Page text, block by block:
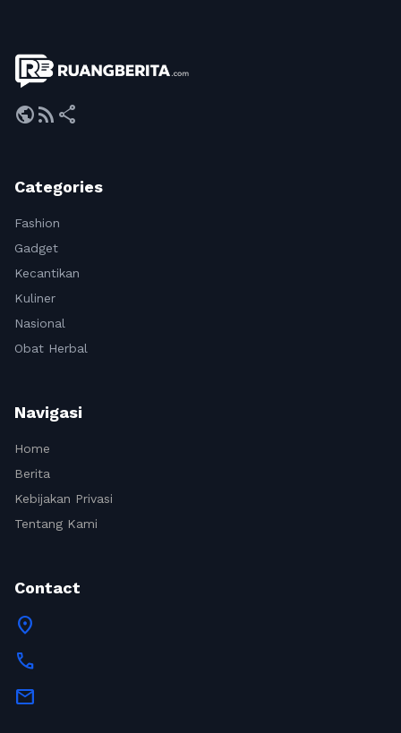
publicrss_feed share
Categories
Fashion
Gadget
Kecantikan
Kuliner
Nasional
Obat Herbal
Navigasi
Home
Berita
Kebijakan Privasi
Tentang Kami
Contact
location_on
call
mail